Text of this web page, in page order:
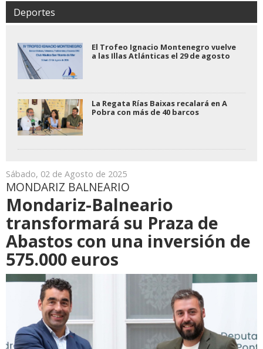
Deportes
El Trofeo Ignacio Montenegro vuelve
a las Illas Atlánticas el 29 de agosto
La Regata Rías Baixas recalará en A
Pobra con más de 40 barcos
Sábado, 02 de Agosto de 2025
MONDARIZ BALNEARIO
Mondariz-Balneario
transformará su Praza de
Abastos con una inversión de
575.000 euros